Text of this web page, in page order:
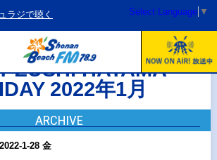
ラジで聴く Select Language ▼
ZUSHI HAYAMA
2022年1月
ARCHIVE
2022-1-28 金